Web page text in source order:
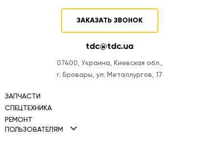
ЗАПЧАСТИ
СПЕЦТЕХНИКА
Мини-погрузчики TDC
РЕМОНТ
ПОЛЬЗОВАТЕЛЯМ
ЗАКАЗАТЬ ЗВОНОК
tdc@tdc.ua
07400, Украина, Киевская обл.,
г. Бровары, ул. Металлургов, 17